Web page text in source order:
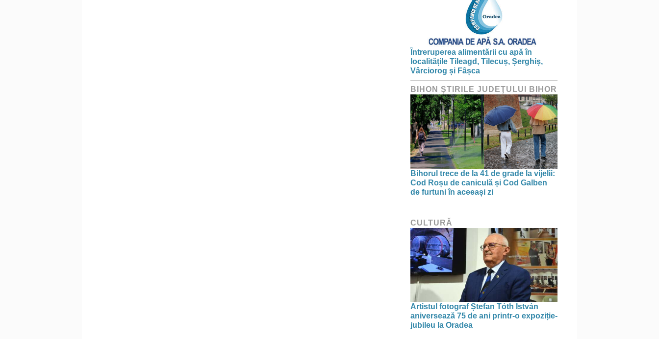
Întreruperea alimentării cu apă în
localitățile Tileagd, Tilecuș, Șerghiș,
Vârciorog și Fâșca
BIHON ŞTIRILE JUDEŢULUI BIHOR
Bihorul trece de la 41 de grade la vijelii:
Cod Roșu de caniculă și Cod Galben
de furtuni în aceeași zi
CULTURĂ
Artistul fotograf Ștefan Tóth István
aniversează 75 de ani printr-o expoziție-
jubileu la Oradea